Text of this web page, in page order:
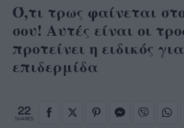
Ό,τι τρως φαίνεται
σου! Αυτές είναι οι
προτείνει η ειδικός
επιδερμίδα
22
SHARES